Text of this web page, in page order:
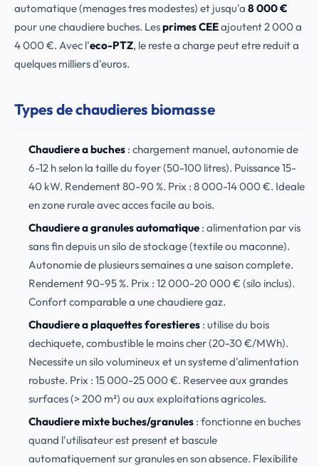
automatique (menages tres modestes) et jusqu'a 8 000 €
pour une chaudiere buches. Lesprimes CEEajoutent 2 000 a
4 000 €. Avec l'eco-PTZ, le reste a charge peut etre reduit a
quelques milliers d'euros.
Types de chaudieres biomasse
Chaudiere a buches: chargement manuel, autonomie de
6-12 h selon la taille du foyer (50-100 litres). Puissance 15-
40 kW. Rendement 80-90 %. Prix : 8 000-14 000 €. Ideale
en zone rurale avec acces facile au bois.
Chaudiere a granules automatique: alimentation par vis
sans fin depuis un silo de stockage (textile ou maconne).
Autonomie de plusieurs semaines a une saison complete.
Rendement 90-95 %. Prix : 12 000-20 000 € (silo inclus).
Confort comparable a une chaudiere gaz.
Chaudiere a plaquettes forestieres: utilise du bois
dechiquete, combustible le moins cher (20-30 €/MWh).
Necessite un silo volumineux et un systeme d'alimentation
robuste. Prix : 15 000-25 000 €. Reservee aux grandes
surfaces (> 200 m²) ou aux exploitations agricoles.
Chaudiere mixte buches/granules: fonctionne en buches
quand l'utilisateur est present et bascule
automatiquement sur granules en son absence. Flexibilite